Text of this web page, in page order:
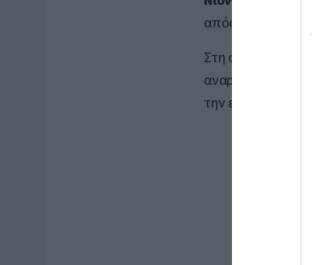
απόφαση που
Στη συζήτηση
αναρτήσεις που
την ελληνική